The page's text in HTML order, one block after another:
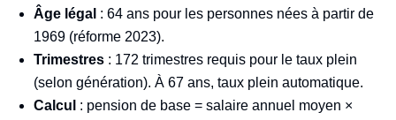
Âge légal : 64 ans pour les personnes nées à partir de
1969 (réforme 2023).
Trimestres : 172 trimestres requis pour le taux plein
(selon génération). À 67 ans, taux plein automatique.
Calcul : pension de base = salaire annuel moyen ×